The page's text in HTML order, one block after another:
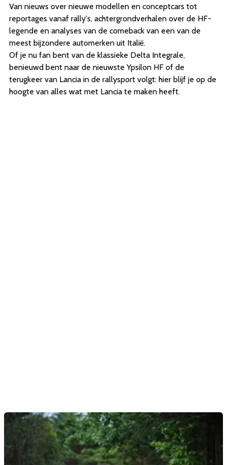
Van nieuws over nieuwe modellen en conceptcars tot
reportages vanaf rally's, achtergrondverhalen over de HF-
legende en analyses van de comeback van een van de
meest bijzondere automerken uit Italië.
Of je nu fan bent van de klassieke Delta Integrale,
benieuwd bent naar de nieuwste Ypsilon HF of de
terugkeer van Lancia in de rallysport volgt: hier blijf je op de
hoogte van alles wat met Lancia te maken heeft.